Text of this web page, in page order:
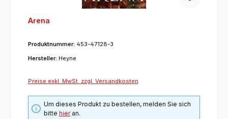
Arena
Produktnummer: 453-47128-3
Hersteller: Heyne
Preise exkl. MwSt. zzgl. Versandkosten
Um dieses Produkt zu bestellen, melden Sie sich
bittehieran.